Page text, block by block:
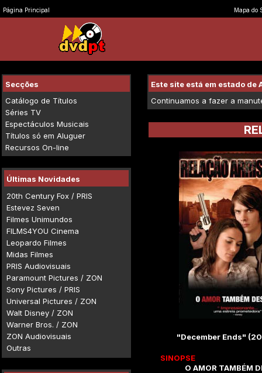
Página Principal Mapa do
Secções
Catálogo de Títulos
Séries TV
Espectáculos Musicais
Títulos só em Aluguer
Recursos On-line
Últimas Novidades
20th Century Fox / PRIS
Estevez Seven
Filmes Unimundos
FILMS4YOU Cinema
Leopardo Filmes
Midas Filmes
PRIS Audiovisuais
Paramount Pictures / ZON
Sony Pictures / PRIS
Universal Pictures / ZON
Walt Disney / ZON
Warner Bros. / ZON
ZON Audiovisuais
Outras
Este site está em estado de
Continuamos a fazer a
"December Ends"
SINOPSE
O AMOR TAMBÉM